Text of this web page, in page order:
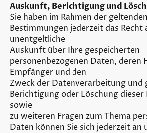
Auskunft, Berichtigung und
Sie haben im Rahmen der
Bestimmungen jederzeit das Recht
unentgeltliche
Auskunft über Ihre gespeicherten
personenbezogenen Daten, deren
Empfänger und den
Zweck der Datenverarbeitung und
Berichtigung oder Löschung dieser
sowie
zu weiteren Fragen zum Thema
Daten können Sie sich jederzeit an